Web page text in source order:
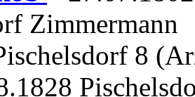
Zimmermann
8